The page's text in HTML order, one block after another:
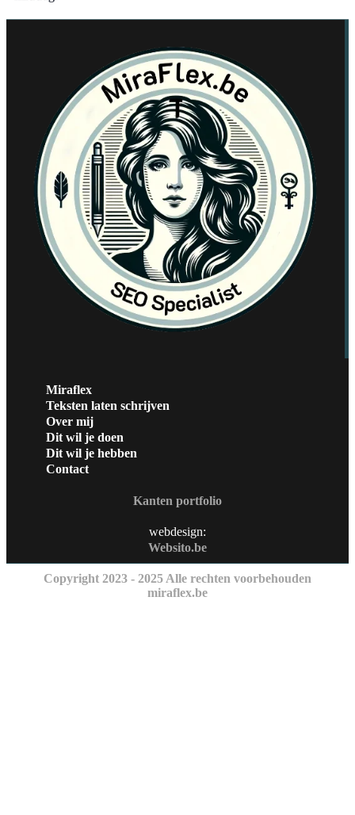
Miraflex
Teksten laten schrijven
Over mij
Dit wil je doen
Dit wil je hebben
Contact
Kanten portfolio
webdesign:
Websito.be
Copyright 2023 - 2025 Alle rechten voorbehouden
miraflex.be